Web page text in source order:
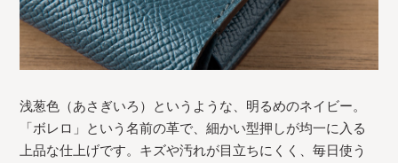
浅葱色（あさぎいろ）というような、明るめのネイビー。
「ボレロ」という名前の革で、細かい型押しが均一に入る
上品な仕上げです。キズや汚れが目立ちにくく、毎日使う